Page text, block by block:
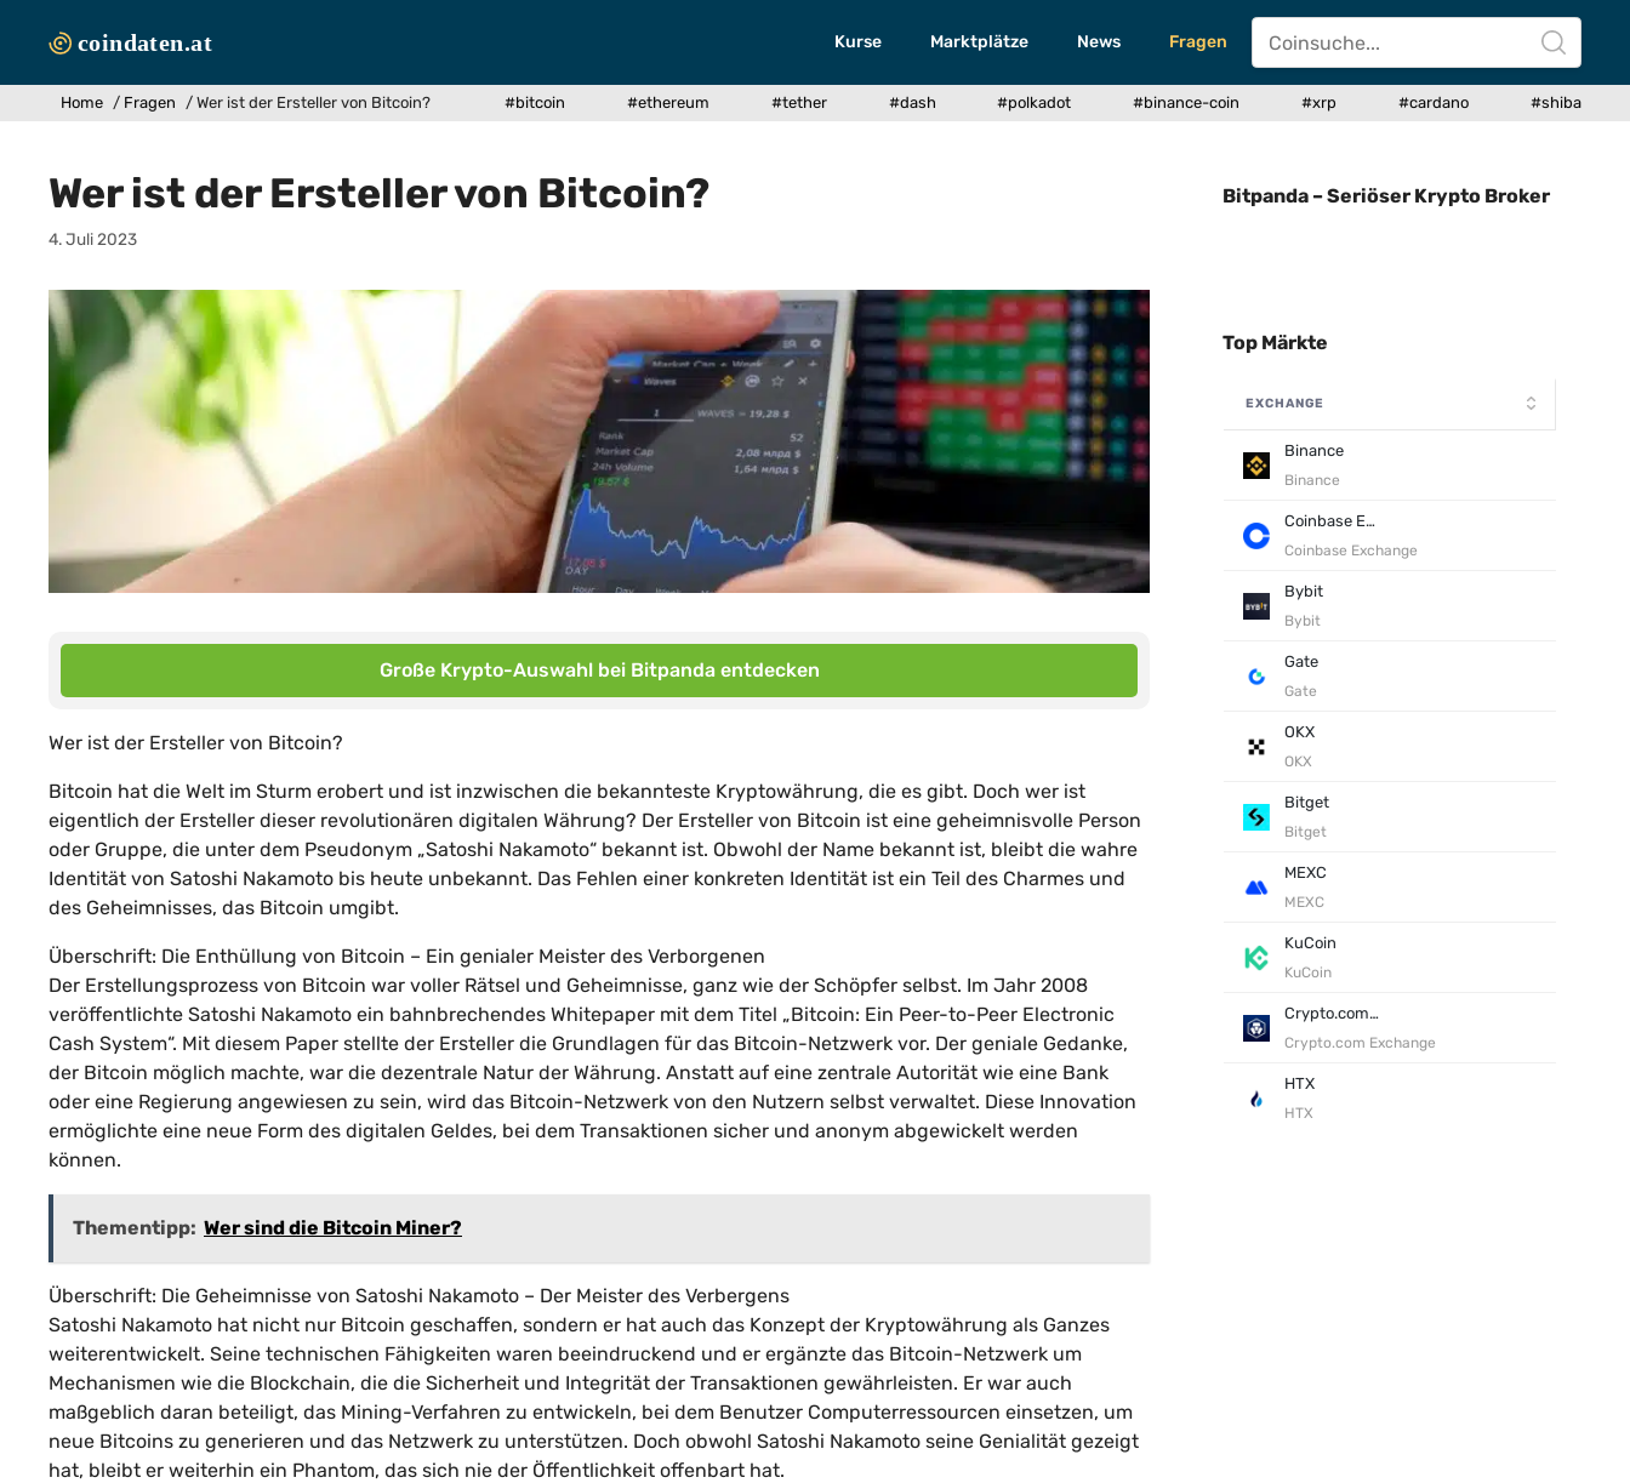
Inhalt
Kurse Marktplätze News Fragen
Home / Fragen / Wer ist der Ersteller von Bitcoin? #bitcoin #ethereum #tether #dash #polkadot #binance-coin #xrp #cardano #shiba
Wer ist der Ersteller von Bitcoin?
4. Juli 2023
Große Krypto-Auswahl bei Bitpanda entdecken
Wer ist der Ersteller von Bitcoin?
Bitcoin hat die Welt im Sturm erobert und ist inzwischen die bekannteste Kryptowährung, die es gibt. Doch wer ist
eigentlich der Ersteller dieser revolutionären digitalen Währung? Der Ersteller von Bitcoin ist eine geheimnisvolle Person
oder Gruppe, die unter dem Pseudonym „Satoshi Nakamoto“ bekannt ist. Obwohl der Name bekannt ist, bleibt die wahre
Identität von Satoshi Nakamoto bis heute unbekannt. Das Fehlen einer konkreten Identität ist ein Teil des Charmes und
des Geheimnisses, das Bitcoin umgibt.
Überschrift: Die Enthüllung von Bitcoin – Ein genialer Meister des Verborgenen
Der Erstellungsprozess von Bitcoin war voller Rätsel und Geheimnisse, ganz wie der Schöpfer selbst. Im Jahr 2008
veröffentlichte Satoshi Nakamoto ein bahnbrechendes Whitepaper mit dem Titel „Bitcoin: Ein Peer-to-Peer Electronic
Cash System“. Mit diesem Paper stellte der Ersteller die Grundlagen für das Bitcoin-Netzwerk vor. Der geniale Gedanke,
der Bitcoin möglich machte, war die dezentrale Natur der Währung. Anstatt auf eine zentrale Autorität wie eine Bank
oder eine Regierung angewiesen zu sein, wird das Bitcoin-Netzwerk von den Nutzern selbst verwaltet. Diese Innovation
ermöglichte eine neue Form des digitalen Geldes, bei dem Transaktionen sicher und anonym abgewickelt werden
können.
Thementipp: Wer sind die Bitcoin Miner?
Überschrift: Die Geheimnisse von Satoshi Nakamoto – Der Meister des Verbergens
Satoshi Nakamoto hat nicht nur Bitcoin geschaffen, sondern er hat auch das Konzept der Kryptowährung als Ganzes
weiterentwickelt. Seine technischen Fähigkeiten waren beeindruckend und er ergänzte das Bitcoin-Netzwerk um
Mechanismen wie die Blockchain, die die Sicherheit und Integrität der Transaktionen gewährleisten. Er war auch
maßgeblich daran beteiligt, das Mining-Verfahren zu entwickeln, bei dem Benutzer Computerressourcen einsetzen, um
neue Bitcoins zu generieren und das Netzwerk zu unterstützen. Doch obwohl Satoshi Nakamoto seine Genialität gezeigt
hat, bleibt er weiterhin ein Phantom, das sich nie der Öffentlichkeit offenbart hat.
Bitpanda – Seriöser Krypto Broker
Top Märkte
EXCHANGE
Binance
Binance
Coinbase Exchange
Coinbase Exchange
Bybit
Bybit
Gate
Gate
OKX
OKX
Bitget
Bitget
MEXC
MEXC
KuCoin
KuCoin
Crypto.com Exchange
Crypto.com Exchange
HTX
HTX